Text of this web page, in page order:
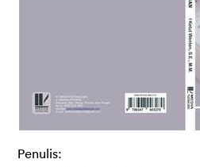
Penulis: